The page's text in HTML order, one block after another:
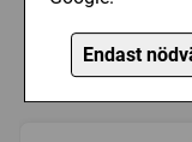
Endast
Personer
Dragon,
också köpt